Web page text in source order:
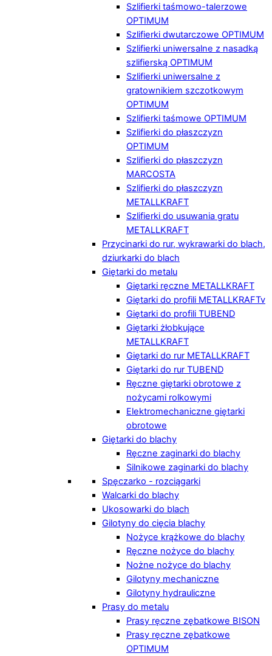
Szlifierki taśmowo-talerzowe
OPTIMUM
Szlifierki dwutarczowe OPTIMUM
Szlifierki uniwersalne z nasadką
szlifierską OPTIMUM
Szlifierki uniwersalne z
gratownikiem szczotkowym
OPTIMUM
Szlifierki taśmowe OPTIMUM
Szlifierki do płaszczyzn
OPTIMUM
Szlifierki do płaszczyzn
MARCOSTA
Szlifierki do płaszczyzn
METALLKRAFT
Szlifierki do usuwania gratu
METALLKRAFT
Przycinarki do rur, wykrawarki do blach,
dziurkarki do blach
Giętarki do metalu
Giętarki ręczne METALLKRAFT
Giętarki do profili METALLKRAFTv
Giętarki do profili TUBEND
Giętarki żłobkujące
METALLKRAFT
Giętarki do rur METALLKRAFT
Giętarki do rur TUBEND
Ręczne giętarki obrotowe z
nożycami rolkowymi
Elektromechaniczne giętarki
obrotowe
Giętarki do blachy
Ręczne zaginarki do blachy
Silnikowe zaginarki do blachy
Spęczarko - rozciągarki
Walcarki do blachy
Ukosowarki do blach
Gilotyny do cięcia blachy
Nożyce krążkowe do blachy
Ręczne nożyce do blachy
Nożne nożyce do blachy
Gilotyny mechaniczne
Gilotyny hydrauliczne
Prasy do metalu
Prasy ręczne zębatkowe BISON
Prasy ręczne zębatkowe
OPTIMUM